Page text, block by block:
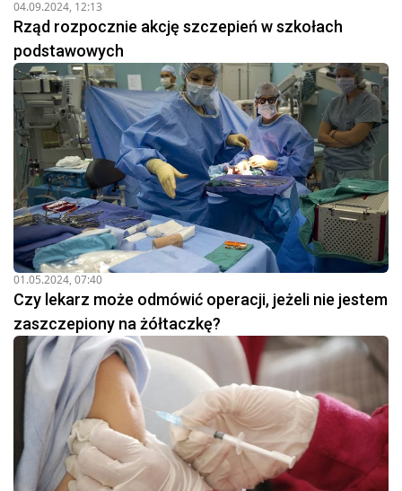
04.09.2024, 12:13
Rząd rozpocznie akcję szczepień w szkołach
podstawowych
01.05.2024, 07:40
Czy lekarz może odmówić operacji, jeżeli nie jestem
zaszczepiony na żółtaczkę?